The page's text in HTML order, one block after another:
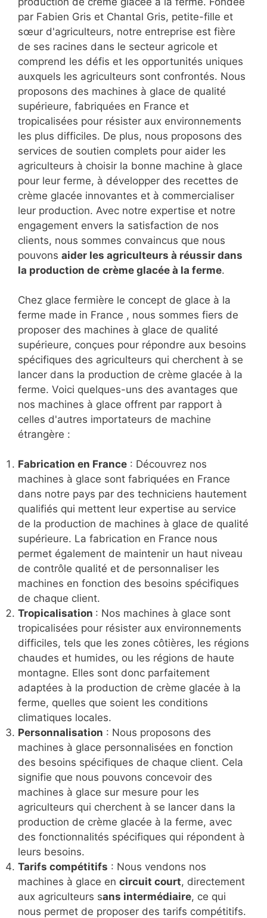
par Fabien Gris et Chantal Gris, petite-fille et
sœur d'agriculteurs, notre entreprise est fière
de ses racines dans le secteur agricole et
comprend les défis et les opportunités uniques
auxquels les agriculteurs sont confrontés. Nous
proposons des machines à glace de qualité
supérieure, fabriquées en France et
tropicalisées pour résister aux environnements
les plus difficiles. De plus, nous proposons des
services de soutien complets pour aider les
agriculteurs à choisir la bonne machine à glace
pour leur ferme, à développer des recettes de
crème glacée innovantes et à commercialiser
leur production. Avec notre expertise et notre
engagement envers la satisfaction de nos
clients, nous sommes convaincus que nous
pouvons aider les agriculteurs à réussir dans
la production de crème glacée à la ferme.
Chez glace fermière le concept de glace à la
ferme made in France , nous sommes fiers de
proposer des machines à glace de qualité
supérieure, conçues pour répondre aux besoins
spécifiques des agriculteurs qui cherchent à se
lancer dans la production de crème glacée à la
ferme. Voici quelques-uns des avantages que
nos machines à glace offrent par rapport à
celles d'autres importateurs de machine
étrangère :
Fabrication en France : Découvrez nos
machines à glace sont fabriquées en France
dans notre pays par des techniciens hautement
qualifiés qui mettent leur expertise au service
de la production de machines à glace de qualité
supérieure. La fabrication en France nous
permet également de maintenir un haut niveau
de contrôle qualité et de personnaliser les
machines en fonction des besoins spécifiques
de chaque client.
Tropicalisation : Nos machines à glace sont
tropicalisées pour résister aux environnements
difficiles, tels que les zones côtières, les régions
chaudes et humides, ou les régions de haute
montagne. Elles sont donc parfaitement
adaptées à la production de crème glacée à la
ferme, quelles que soient les conditions
climatiques locales.
Personnalisation : Nous proposons des
machines à glace personnalisées en fonction
des besoins spécifiques de chaque client. Cela
signifie que nous pouvons concevoir des
machines à glace sur mesure pour les
agriculteurs qui cherchent à se lancer dans la
production de crème glacée à la ferme, avec
des fonctionnalités spécifiques qui répondent à
leurs besoins.
Tarifs compétitifs : Nous vendons nos
machines à glace en circuit court, directement
aux agriculteurs sans intermédiaire, ce qui
nous permet de proposer des tarifs compétitifs.